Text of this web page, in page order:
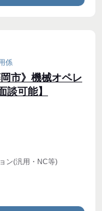
係
市》機械オペレ
可能】
ン(汎用・NC等)